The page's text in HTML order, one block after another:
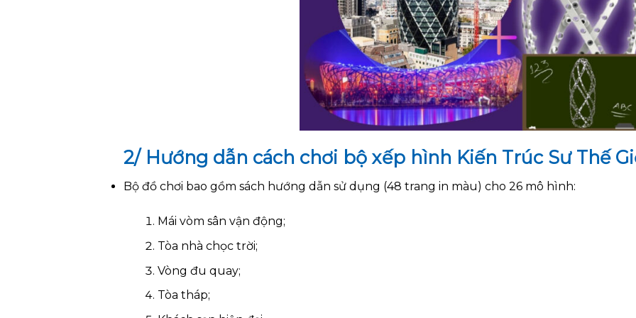
2/ Hướng dẫn cách chơi bộ xếp hình Kiến Trúc Sư Thế
Bộ đồ chơi bao gồm sách hướng dẫn sử dụng (48 trang in màu) cho 26 mô hình:
Mái vòm sân vận động;
Tòa nhà chọc trời;
Vòng đu quay;
Tòa tháp;